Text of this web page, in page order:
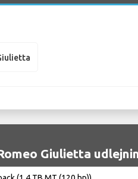
Giulietta